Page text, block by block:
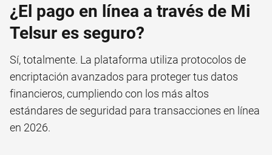
¿El pago en línea a través de Mi
Telsur es seguro?
Sí, totalmente. La plataforma utiliza protocolos de
encriptación avanzados para proteger tus datos
financieros, cumpliendo con los más altos
estándares de seguridad para transacciones en línea
en 2026.